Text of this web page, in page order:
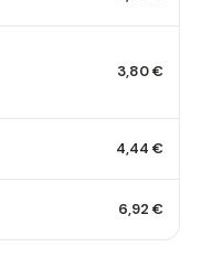
3,80 €
4,44 €
6,92 €